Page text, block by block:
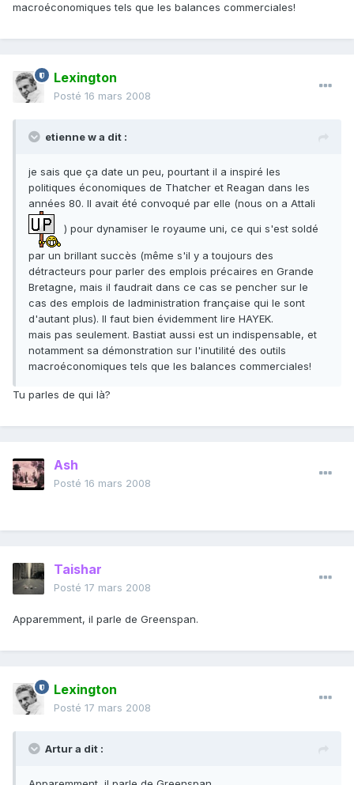
macroéconomiques tels que les balances commerciales!
Lexington
Posté 16 mars 2008
etienne w a dit :
je sais que ça date un peu, pourtant il a inspiré les
politiques économiques de Thatcher et Reagan dans les
années 80. Il avait été convoqué par elle (nous on a Attali
) pour dynamiser le royaume uni, ce qui s'est soldé
par un brillant succès (même s'il y a toujours des
détracteurs pour parler des emplois précaires en Grande
Bretagne, mais il faudrait dans ce cas se pencher sur le
cas des emplois de ladministration française qui le sont
d'autant plus). Il faut bien évidemment lire HAYEK.
mais pas seulement. Bastiat aussi est un indispensable, et
notamment sa démonstration sur l'inutilité des outils
macroéconomiques tels que les balances commerciales!
Tu parles de qui là?
Ash
Posté 16 mars 2008
Taishar
Posté 17 mars 2008
Apparemment, il parle de Greenspan.
Lexington
Posté 17 mars 2008
Artur a dit :